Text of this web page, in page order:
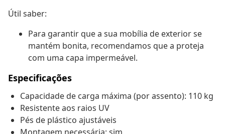
Útil saber:
Para garantir que a sua mobília de exterior se
mantém bonita, recomendamos que a proteja
com uma capa impermeável.
Especificações
Capacidade de carga máxima (por assento): 110 kg
Resistente aos raios UV
Pés de plástico ajustáveis